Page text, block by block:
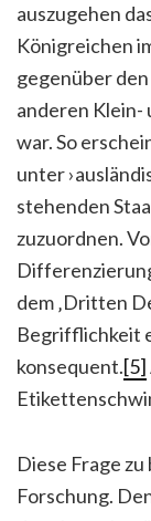
auszugehen
Königreichen
gegenüber
anderen
war. So
unter
stehenden
zuzuordnen.
dem ‚Dritten
Begrifflichkeit
konsequent.[5]
Diese Frage
Forschung.